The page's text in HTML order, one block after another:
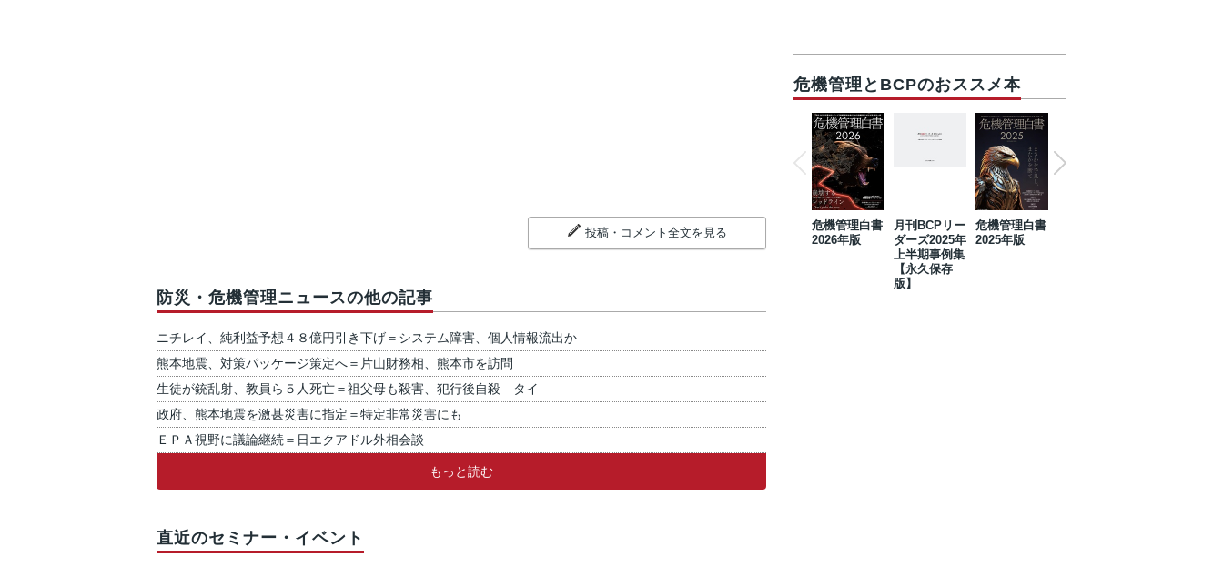
投稿・コメント全文を見る
防災・危機管理ニュースの他の記事
ニチレイ、純利益予想４８億円引き下げ＝システム障害、個人情報流出か
熊本地震、対策パッケージ策定へ＝片山財務相、熊本市を訪問
生徒が銃乱射、教員ら５人死亡＝祖父母も殺害、犯行後自殺―タイ
政府、熊本地震を激甚災害に指定＝特定非常災害にも
ＥＰＡ視野に議論継続＝日エクアドル外相会談
もっと読む
直近のセミナー・イベント
危機管理とBCPのおススメ本
危機管理白書
2026年版
月刊BCPリー
ダーズ2025年
上半期事例集
【永久保存
版】
危機管理白書
2025年版